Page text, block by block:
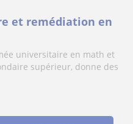
et remédiation en
universitaire en math et
supérieur, donne des